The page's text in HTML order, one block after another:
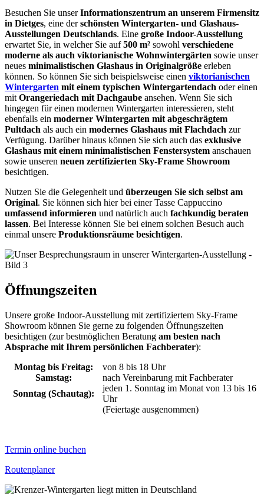
Besuchen Sie unserInformationszentrum an unserem Firmensitz
in Dietges, eine derschönsten Wintergarten- und Glashaus-
Ausstellungen Deutschlands. Eine große Indoor-Ausstellung
erwartet Sie, in welcher Sie auf500 m² sowohl verschiedene
moderne als auch viktorianische Wohnwintergärten sowie unser
neues minimalistischen Glashaus in Originalgröße erleben
können. So können Sie sich beispielsweise einen viktorianischen
Wintergarten mit einem typischen Wintergartendach oder einen
mit Orangeriedach mit Dachgaube ansehen. Wenn Sie sich
hingegen für einen modernen Wintergarten interessieren, steht
ebenfalls ein moderner Wintergarten mit abgeschrägtem
Pultdach als auch ein modernes Glashaus mit Flachdach zur
Verfügung. Darüber hinaus können Sie sich auch das exklusive
Glashaus mit einem minimalistischen Fenstersystem anschauen
sowie unseren neuen zertifizierten Sky-Frame Showroom
besichtigen.
Nutzen Sie die Gelegenheit und überzeugen Sie sich selbst am
Original. Sie können sich hier bei einer Tasse Cappuccino
umfassend informieren und natürlich auch fachkundig beraten
lassen. Bei Interesse können Sie bei einem solchen Besuch auch
einmal unsere Produktionsräume besichtigen.
Öffnungszeiten
Unsere große Indoor-Ausstellung mit zertifiziertem Sky-Frame
Showroom können Sie gerne zu folgenden Öffnungszeiten
besichtigen (zur bestmöglichen Beratung am besten nach
Absprache mit Ihrem persönlichen Fachberater):
Montag bis Freitag:
von 8 bis 18 Uhr
Samstag:
nach Vereinbarung mit Fachberater
Sonntag (Schautag):
jeden 1. Sonntag im Monat von 13 bis 16
Uhr
(Feiertage ausgenommen)
Termin online buchen
Routenplaner